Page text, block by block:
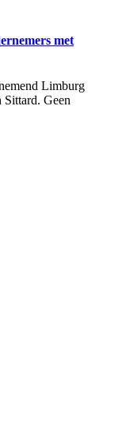
met
Limburg
Sittard. Geen